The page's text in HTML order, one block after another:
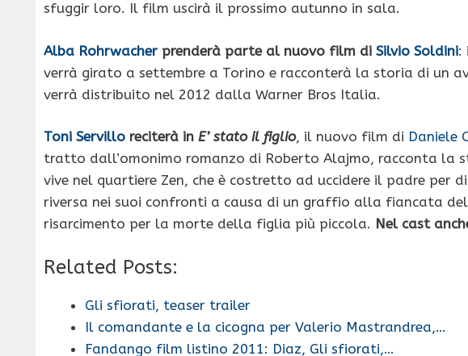
sfuggir loro. Il film uscirà il prossimo autunno in sala.
Alba Rohrwacher prenderà parte al nuovo film di Silvio Soldini:
verrà girato a settembre a Torino e racconterà la storia di un
verrà distribuito nel 2012 dalla Warner Bros Italia.
Toni Servillo reciterà in E’ stato il figlio, il nuovo film di Daniele
tratto dall’omonimo romanzo di Roberto Alajmo, racconta la
vive nel quartiere Zen, che è costretto ad uccidere il padre per
riversa nei suoi confronti a causa di un graffio alla fiancata
risarcimento per la morte della figlia più piccola. Nel cast
Related Posts:
Gli sfiorati, teaser trailer
Il comandante e la cicogna per Valerio Mastrandrea,…
Fandango film listino 2011: Diaz, Gli sfiorati,…